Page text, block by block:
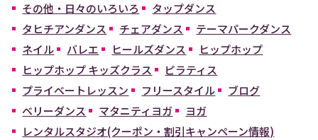
その他・日々のいろいろ
タップダンス
タヒチアンダンス
チェアダンス
テーマパークダンス
ネイル
バレエ ヒールズダンス
ヒップホップ
ヒップホップ キッズクラス
ピラティス
プライベートレッスン
フリースタイル
ブログ
ベリーダンス
マタニティヨガ
ヨガ
レンタルスタジオ(クーポン・割引キャンペーン情報)